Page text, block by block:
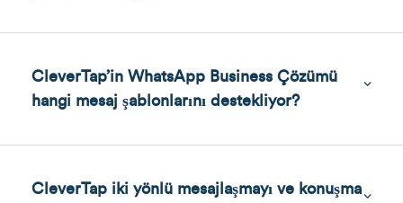
CleverTap’in WhatsApp Business Çözümü
hangi mesaj şablonlarını destekliyor?
CleverTap iki yönlü mesajlaşmayı ve konuşma